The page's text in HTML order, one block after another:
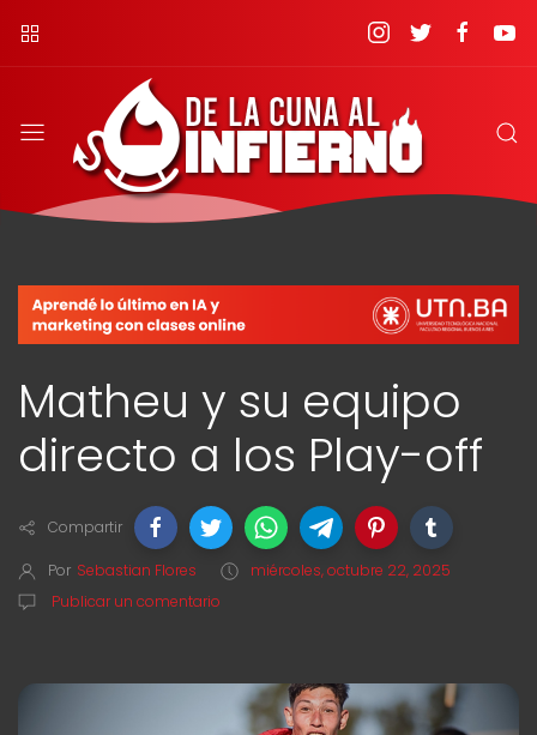
Matheu y su equipo
directo a los Play-off
Compartir
Por Sebastian Flores
miércoles, octubre 22, 2025
Publicar un comentario